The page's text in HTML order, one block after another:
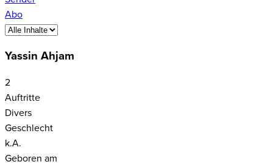
Abo
Yassin Ahjam
2
Auftritte
Divers
Geschlecht
k.A.
Geboren am